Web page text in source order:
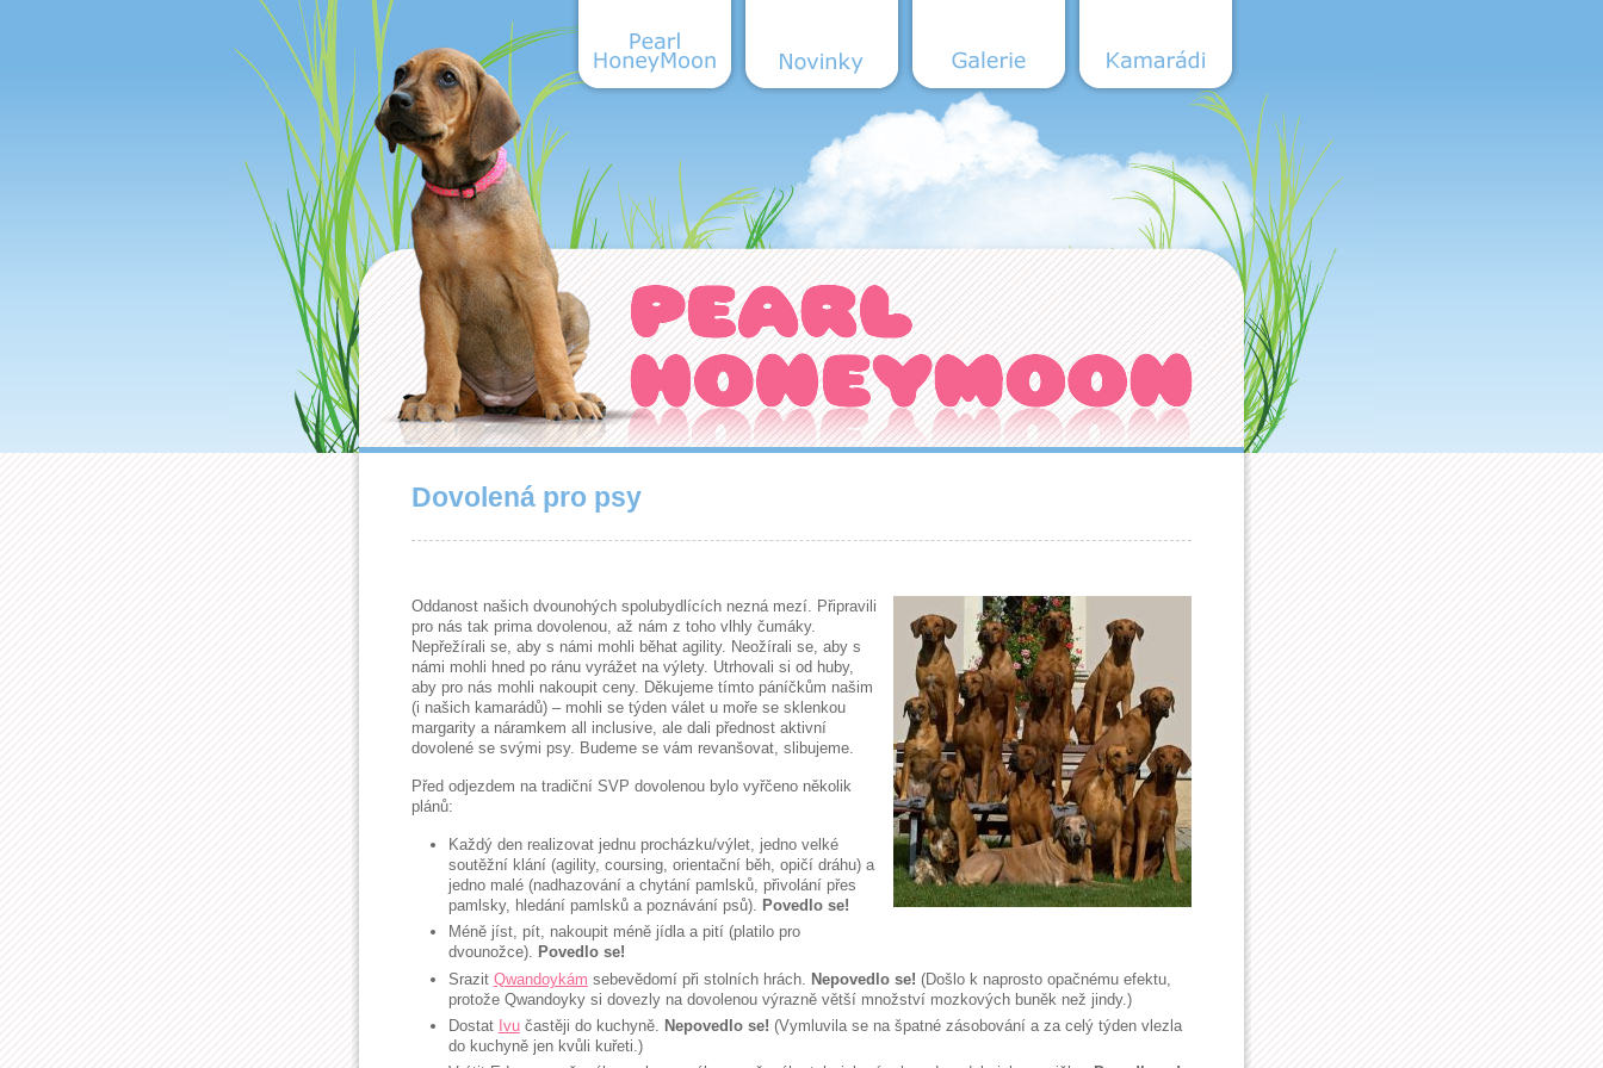
Dovolená pro psy
Oddanost našich dvounohých spolubydlících nezná mezí. Připravili
pro nás tak prima dovolenou, až nám z toho vlhly čumáky.
Nepřežírali se, aby s námi mohli běhat agility. Neožírali se, aby s
námi mohli hned po ránu vyrážet na výlety. Utrhovali si od huby,
aby pro nás mohli nakoupit ceny. Děkujeme tímto páníčkům našim
(i našich kamarádů) – mohli se týden válet u moře se sklenkou
margarity a náramkem all inclusive, ale dali přednost aktivní
dovolené se svými psy. Budeme se vám revanšovat, slibujeme.
Před odjezdem na tradiční SVP dovolenou bylo vyřčeno několik
plánů:
Každý den realizovat jednu procházku/výlet, jedno velké
soutěžní klání (agility, coursing, orientační běh, opičí dráhu) a
jedno malé (nadhazování a chytání pamlsků, přivolání přes
pamlsky, hledání pamlsků a poznávání psů). Povedlo se!
Méně jíst, pít, nakoupit méně jídla a pití (platilo pro
dvounožce). Povedlo se!
Srazit Qwandoykám sebevědomí při stolních hrách. Nepovedlo se! (Došlo k naprosto opačnému efektu,
protože Qwandoyky si dovezly na dovolenou výrazně větší množství mozkových buněk než jindy.)
Dostat Ivučastěji do kuchyně. Nepovedlo se! (Vymluvila se na špatné zásobování a za celý týden vlezla
do kuchyně jen kvůli kuřeti.)